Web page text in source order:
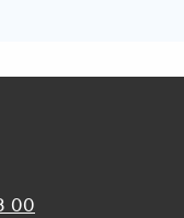
00